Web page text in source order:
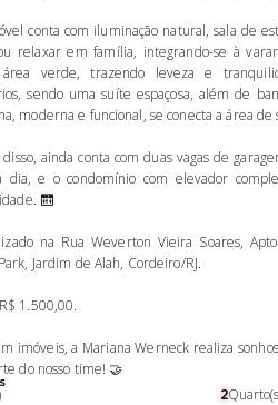
conta com iluminação natural, sala de
relaxar em família, integrando-se à
verde, trazendo leveza e
sendo uma suíte espaçosa, além de
moderna e funcional, se conecta a área
ainda conta com duas vagas de
dia, e o condomínio com elevador
🛗
na Rua Weverton Vieira Soares,
Jardim de Alah, Cordeiro/RJ.
1.500,00.
imóveis, a Mariana Werneck realiza
do nosso time! 🤝
2